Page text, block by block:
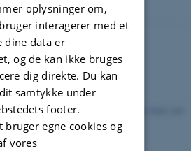
Solvang Larsen
oplysninger om,
interagerer med et
dine data er
og de kan ikke bruges
dig direkte. Du kan
samtykke under
footer.
bruger egne cookies og
vores